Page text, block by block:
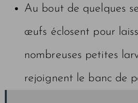
Au bout de quelques
œufs éclosent pour
nombreuses petites
rejoignent le banc de